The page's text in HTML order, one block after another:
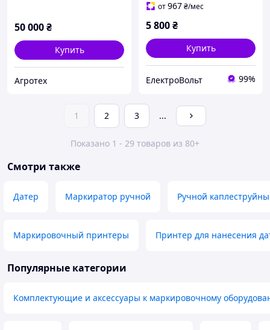
50 000₴
Купить
Агротех
от967₴/мес
5 800₴
Купить
ЕлектроВольт 99%
1 2 3 ...
Показано 1 - 29 товаров из 80+
Смотри также
Датер Маркиратор ручной Ручной
Маркировочный принтеры Принтер для нанесения
Популярные категории
Комплектующие и аксессуары к маркировочному